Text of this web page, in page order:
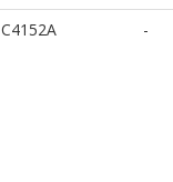
C4152A -